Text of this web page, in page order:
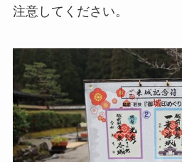
注意してください。